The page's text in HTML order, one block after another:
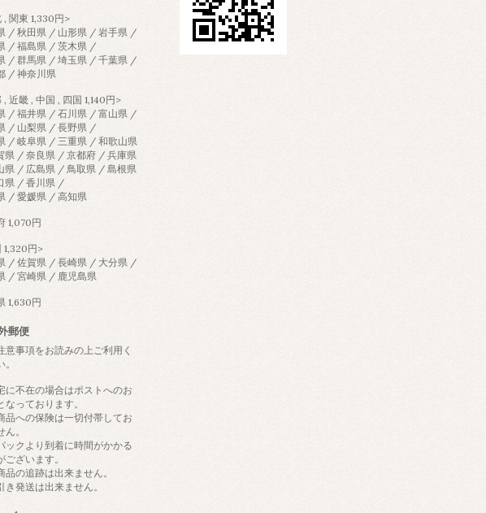
, 関東 1,330円>
/ 秋田県 / 山形県 / 岩手県 /
/ 福島県 / 茨木県 /
/ 群馬県 / 埼玉県 / 千葉県 /
/ 神奈川県
, 近畿 , 中国 , 四国 1,140円>
/ 福井県 / 石川県 / 富山県 /
/ 山梨県 / 長野県 /
/ 岐阜県 / 三重県 / 和歌山県
県 / 奈良県 / 京都府 / 兵庫県
県 / 広島県 / 鳥取県 / 島根県
県 / 香川県 /
/ 愛媛県 / 高知県
1,070円
1,320円>
/ 佐賀県 / 長崎県 / 大分県 /
/ 宮崎県 / 鹿児島県
1,630円
郵便
意事項をお読みの上ご利用く
に不在の場合はポストへのお
なっております。
品への保険は一切付帯してお
ん。
ックより到着に時間がかかる
ございます。
品の追跡は出来ません。
き発送は出来ません。